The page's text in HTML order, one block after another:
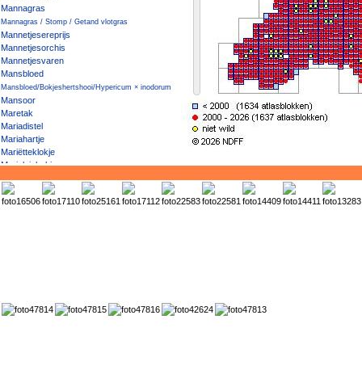
Mannagras
Mannagras / Stomp / Getand vlotgras
Mannetjesereprijs
Mannetjesorchis
Mannetjesvaren
Mansbloed
Mansbloed/Bokjeshertshooi/Hypericum × inodorum
Mansoor
Maretak
Mariadistel
Mariahartje
Mariëtteklokje
Marjoleinbekje
Marrokkaanse margriet
Matte haarbraam
Mattenbies
Melganzenvoet